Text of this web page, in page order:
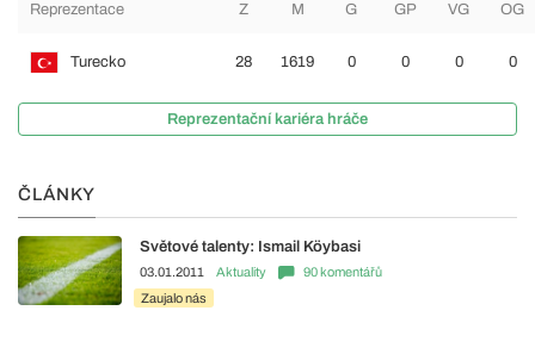
Reprezentace Z M G GP VG OG
Turecko 28 1619 0 0 0 0
Reprezentační kariéra hráče
ČLÁNKY
Světové talenty: Ismail Köybasi
03.01.2011 Aktuality
90 komentářů
Zaujalo nás